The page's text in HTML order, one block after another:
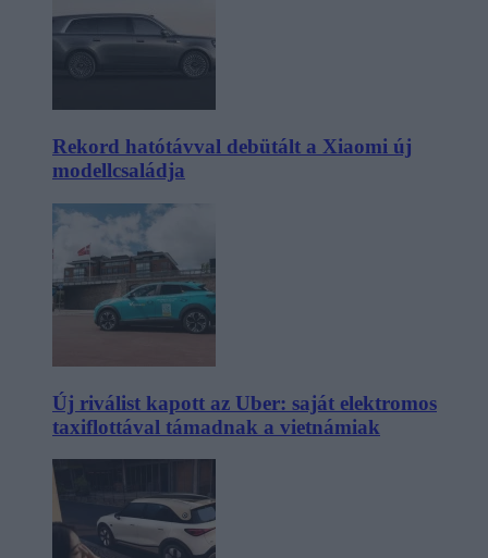
Rekord hatótávval debütált a Xiaomi új
modellcsaládja
Új riválist kapott az Uber: saját elektromos
taxiflottával támadnak a vietnámiak